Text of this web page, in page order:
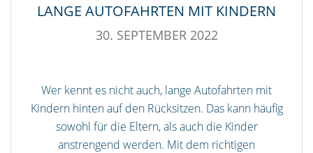
LANGE AUTOFAHRTEN MIT KINDERN
30. SEPTEMBER 2022
Wer kennt es nicht auch, lange Autofahrten mit
Kindern hinten auf den Rücksitzen. Das kann häufig
sowohl für die Eltern, als auch die Kinder
anstrengend werden. Mit dem richtigen